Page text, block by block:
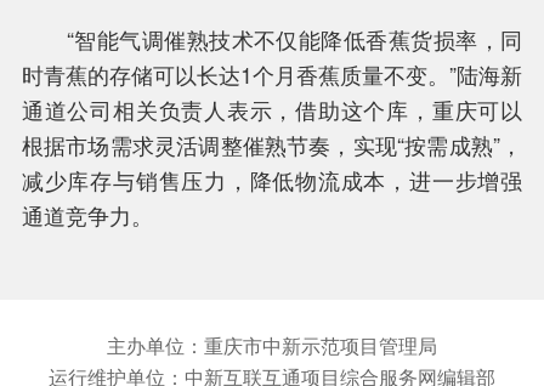
“智能气调催熟技术不仅能降低香蕉货损率，同
时青蕉的存储可以长达1个月香蕉质量不变。”陆海新
通道公司相关负责人表示，借助这个库，重庆可以
根据市场需求灵活调整催熟节奏，实现“按需成熟”，
减少库存与销售压力，降低物流成本，进一步增强
通道竞争力。
主办单位：重庆市中新示范项目管理局
运行维护单位：中新互联互通项目综合服务网编辑部